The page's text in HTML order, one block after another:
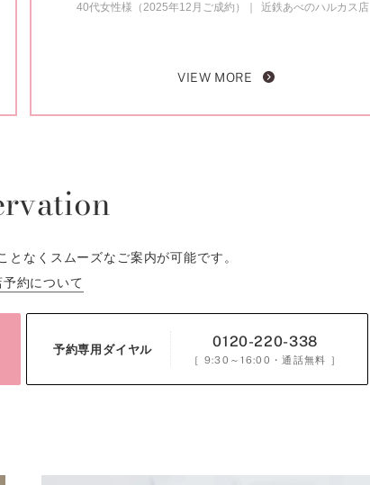
40代女性様（2025年12月ご成約） 近鉄あべのハルカス店
VIEW MORE
なくスムーズなご案内が可能です。
予約について
予約専用ダイヤル 0120-220-338
［ 9:30～16:00 ・通話無料 ］